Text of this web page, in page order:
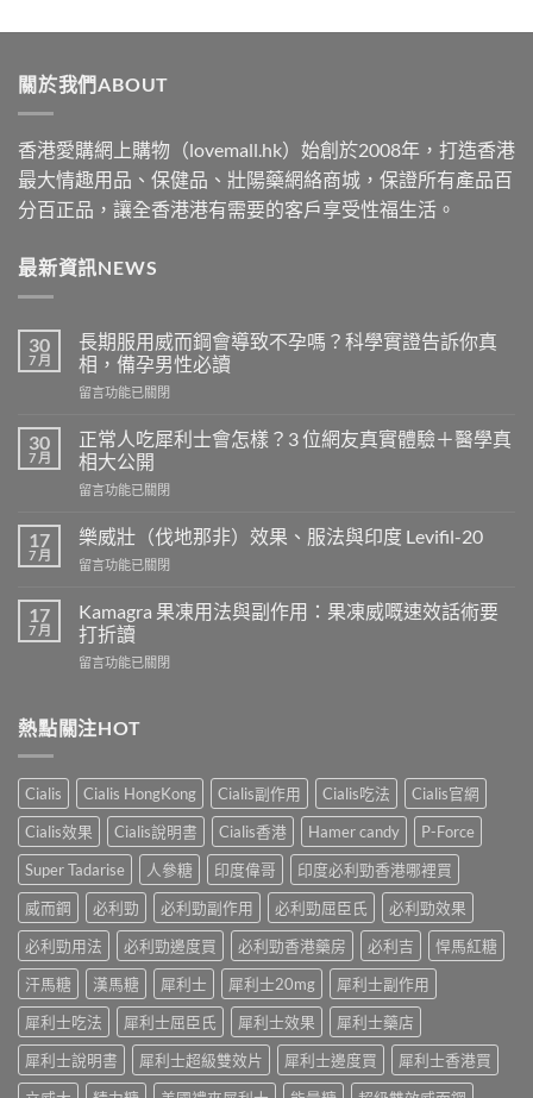
$489
關於我們ABOUT
香港愛購網上購物（lovemall.hk）始創於2008年，打造香港
最大情趣用品、保健品、壯陽藥網絡商城，保證所有產品百
分百正品，讓全香港港有需要的客戶享受性福生活。
最新資訊NEWS
30
7 月
長期服用威而鋼會導致不孕嗎？科學實證告訴你真
相，備孕男性必讀
在
期
服
用
威
鋼
導
不
孕
嗎？
科
證
你
真
相，
備
孕
男
必
讀〉
留言功能已關閉
30
7 月
正常人吃犀利士會怎樣？3 位網友真實體驗＋醫學真
相大公開
在
常
人
吃
利
士
怎
位
真
實
體
驗
＋
醫
真
相
大
開〉
中
留言功能已關閉
17
7 月
樂威壯（伐地那非）效果、服法與印度 Levifil-20
在
威
壯
（伐
地
效
法
與
印
度
Levifil-
20〉
留言功能已關閉
17
7 月
Kamagra 果凍用法與副作用：果凍威嘅速效話術要
打折讀
在
凍
用
與
副
作
用：
果
凍
嘅
速
效
術
要
打
折
讀〉
留言功能已關閉
熱點關注HOT
Cialis Cialis HongKong Cialis副作用 Cialis吃法
Cialis官網
Cialis效果
Cialis說明書 Cialis香港 Hamer candy
P-Force
Super Tadarise
人參糖 印度偉哥
印度必利勁香港哪裡買
威而鋼
必利勁 必利勁副作用 必利勁屈臣氏
必利勁效果
必利勁用法
必利勁邊度買 必利勁香港藥房 必利吉
悍馬紅糖
汗馬糖
漢馬糖 犀利士 犀利士20mg
犀利士副作用
犀利士吃法
犀利士屈臣氏 犀利士效果
犀利士藥店
犀利士說明書
犀利士超級雙效片 犀利士邊度買
犀利士香港買